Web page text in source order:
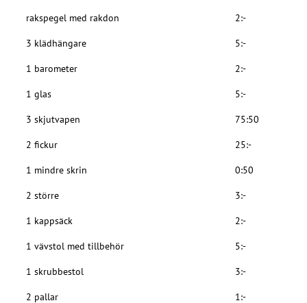
rakspegel med rakdon 2:-
3 klädhängare 5:-
1 barometer 2:-
1 glas 5:-
3 skjutvapen 75:50
2 fickur 25:-
1 mindre skrin 0:50
2 större 3:-
1 kappsäck 2:-
1 vävstol med tillbehör 5:-
1 skrubbestol 3:-
2 pallar 1:-